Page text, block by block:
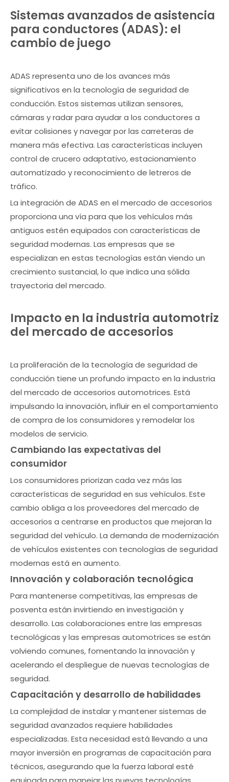
Sistemas avanzados de asistencia
para conductores (ADAS): el
cambio de juego
ADAS representa uno de los avances más
significativos en la tecnología de seguridad de
conducción. Estos sistemas utilizan sensores,
cámaras y radar para ayudar a los conductores a
evitar colisiones y navegar por las carreteras de
manera más efectiva. Las características incluyen
control de crucero adaptativo, estacionamiento
automatizado y reconocimiento de letreros de
tráfico.
La integración de ADAS en el mercado de accesorios
proporciona una vía para que los vehículos más
antiguos estén equipados con características de
seguridad modernas. Las empresas que se
especializan en estas tecnologías están viendo un
crecimiento sustancial, lo que indica una sólida
trayectoria del mercado.
Impacto en la industria automotriz
del mercado de accesorios
La proliferación de la tecnología de seguridad de
conducción tiene un profundo impacto en la industria
del mercado de accesorios automotrices. Está
impulsando la innovación, influir en el comportamiento
de compra de los consumidores y remodelar los
modelos de servicio.
Cambiando las expectativas del
consumidor
Los consumidores priorizan cada vez más las
características de seguridad en sus vehículos. Este
cambio obliga a los proveedores del mercado de
accesorios a centrarse en productos que mejoran la
seguridad del vehículo. La demanda de modernización
de vehículos existentes con tecnologías de seguridad
modernas está en aumento.
Innovación y colaboración tecnológica
Para mantenerse competitivas, las empresas de
posventa están invirtiendo en investigación y
desarrollo. Las colaboraciones entre las empresas
tecnológicas y las empresas automotrices se están
volviendo comunes, fomentando la innovación y
acelerando el despliegue de nuevas tecnologías de
seguridad.
Capacitación y desarrollo de habilidades
La complejidad de instalar y mantener sistemas de
seguridad avanzados requiere habilidades
especializadas. Esta necesidad está llevando a una
mayor inversión en programas de capacitación para
técnicos, asegurando que la fuerza laboral esté